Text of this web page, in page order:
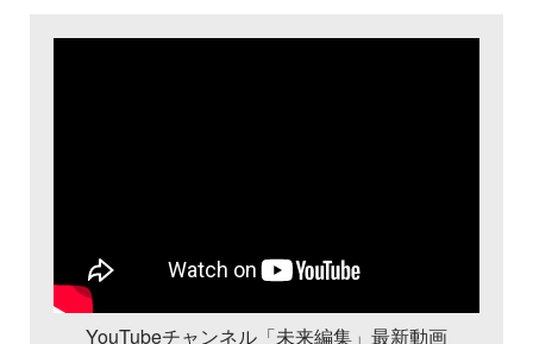
YouTubeチャンネル「未来編集」最新動画